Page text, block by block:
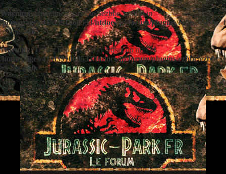
Warning: Undefined variable $ezbbc_config in
/homepages/41/d391060533/htdocs/jp/forum/plugins/ezbbc/
on line410
Warning: Trying to access array offset on null in
/homepages/41/d391060533/htdocs/jp/forum/plugins/ezbbc/
on line410